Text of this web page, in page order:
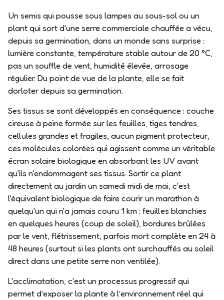
Un semis qui pousse sous lampes au sous-sol ou un
plant qui sort d'une serre commerciale chauffée a vécu,
depuis sa germination, dans un monde sans surprise :
lumière constante, température stable autour de 20 °C,
pas un souffle de vent, humidité élevée, arrosage
régulier. Du point de vue de la plante, elle se fait
dorloter depuis sa germination.
Ses tissus se sont développés en conséquence : couche
cireuse à peine formée sur les feuilles, tiges tendres,
cellules grandes et fragiles, aucunpigment protecteur
ces molécules colorées qui agissent comme un véritable
écran solaire biologique en absorbant les UV avant
qu'ils n'endommagent ses tissus. Sortir ce plant
directement au jardin un samedi midi de mai, c'est
l'équivalent biologique de faire courir un marathon à
quelqu'un qui n'a jamais couru 1 km : feuilles blanchies
en quelques heures (coup de soleil), bordures brûlées
par le vent, flétrissement, parfois mort complète en 24 à
48 heures (surtout si les plants ont surchauffés au soleil
direct dans une petite serre non ventilée).
L'acclimatation, c'est un processus progressif qui
permet d’exposer la plante à l’environnement réel qui